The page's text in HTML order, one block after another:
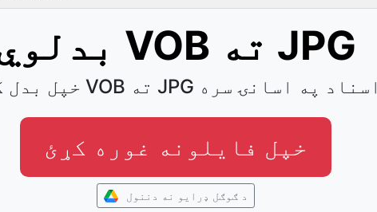
بدلوي VOB ته JPG
خپل بدل کړئ VOB ته JPG اسناد په اسانۍ سره
خپل فایلونه غوره کړئ
د ګوګل ډرایو نه دننول